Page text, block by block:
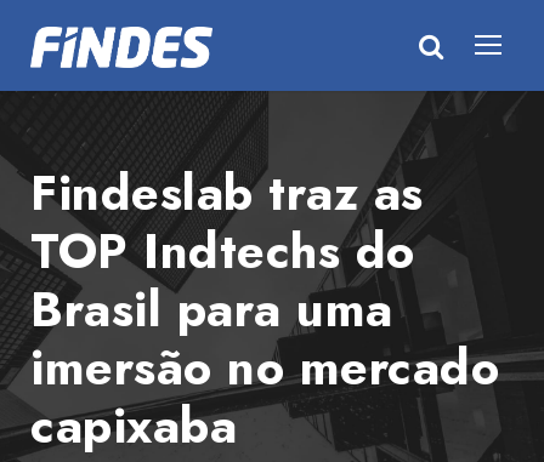
Findeslab traz as
TOP Indtechs do
Brasil para uma
imersão no mercado
capixaba